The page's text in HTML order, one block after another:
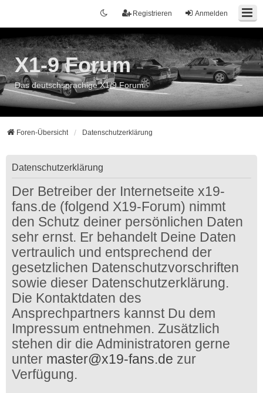
Anmelden
Registrieren
X1-9 Forum
Das deutschsprachige X1/9 Forum
Foren-Übersicht Datenschutzerklärung
Datenschutzerklärung
Der Betreiber der Internetseite x19-
fans.de (folgend X19-Forum) nimmt
den Schutz deiner persönlichen Daten
sehr ernst. Er behandelt Deine Daten
vertraulich und entsprechend der
gesetzlichen Datenschutzvorschriften
sowie dieser Datenschutzerklärung.
Die Kontaktdaten des
Ansprechpartners kannst Du dem
Impressum entnehmen. Zusätzlich
stehen dir die Administratoren gerne
unter master@x19-fans.de zur
Verfügung.